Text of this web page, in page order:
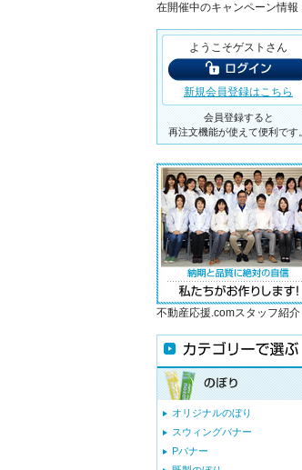
在開催中のキャンペーン情報
ようこそゲストさん
新規会員登録はこちら
会員登録すると
再注文機能が使えて便利です。
不動産応援.comスタッフ紹介
オリジナルのぼり
スウィングバナー
Pバナー